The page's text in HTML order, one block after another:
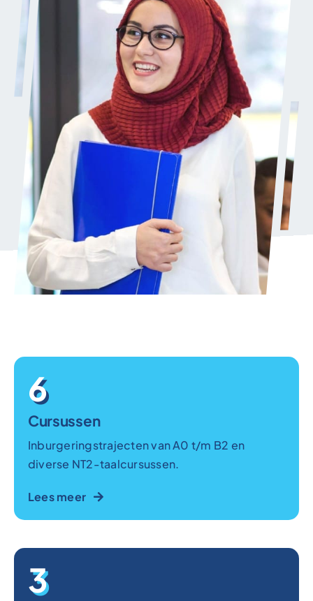
6
Cursussen
Inburgeringstrajecten van A0 t/m B2 en
diverse NT2-taalcursussen.
Lees meer
3